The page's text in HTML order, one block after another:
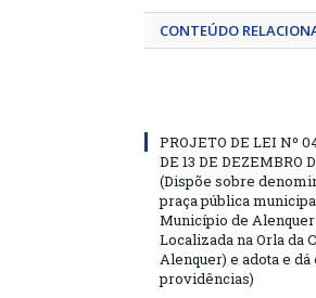
CONTEÚDO
PROJETO DE LEI Nº
DE 13 DE DEZEMBRO
(Dispõe sobre
praça pública
Município de
Localizada na Orla da
Alenquer) e adota e dá
providências)